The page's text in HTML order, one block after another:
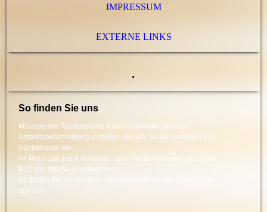
IMPRESSUM
EXTERNE LINKS
.
So finden Sie uns
Mit unserem Routenplaner können Sie eine genaue
Anfahrtsbeschreibung erstellen. Geben Sie dazu einfach Ihre
Startadresse ein.
<< Maus auf das i schieben und "Anfahrt planen" dann Ihre
PLZ und Straße eingeben >>
So finden Sie uns einfach und unkompliziert. Wir freuen uns
auf Sie!